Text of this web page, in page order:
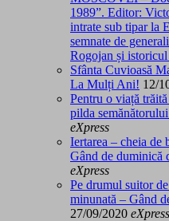
1989”. Editor:
intrate sub tipar la
semnate de
Rogojan și
Sfânta Cuvioasă
La Mulți Ani! 12/
Pentru o viață
pilda
eXpress
Iertarea – cheia
Gând de duminică
eXpress
Pe drumul suitor
minunată – Gând
27/09/2020 eXpress